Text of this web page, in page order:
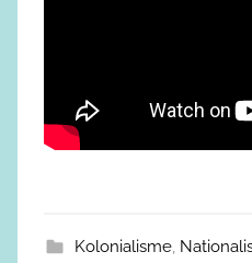
Kolonialisme,